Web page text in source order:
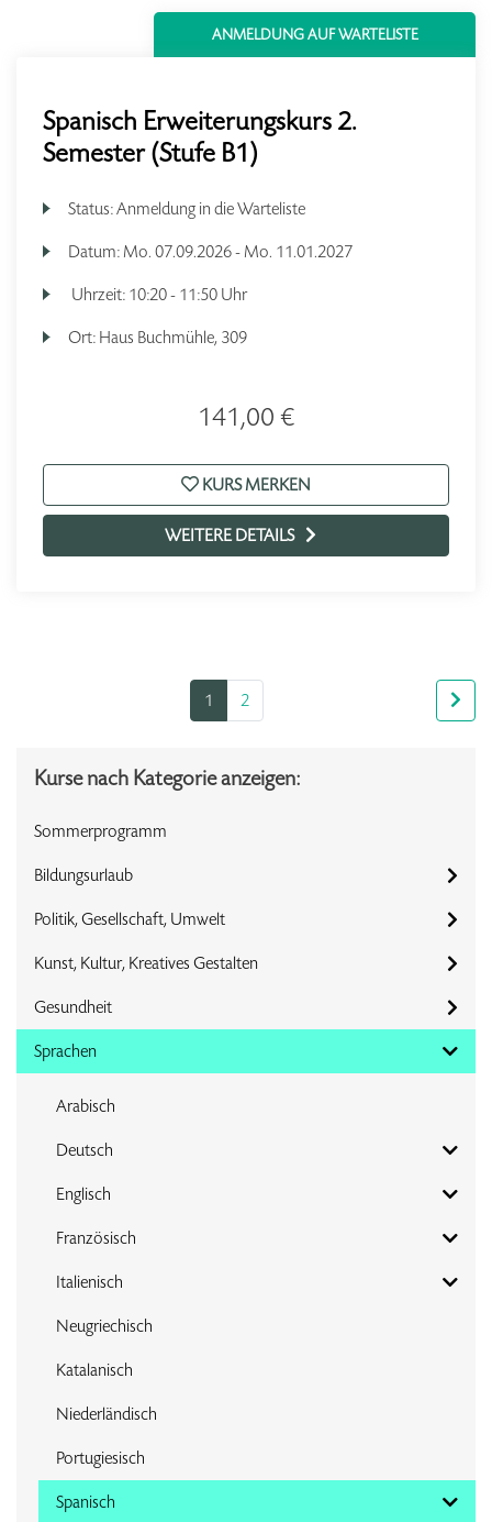
ANMELDUNG AUF WARTELISTE
Spanisch Erweiterungskurs 2.
Semester (Stufe B1)
Status:Anmeldung in die Warteliste
Datum: Mo. 07.09.2026 - Mo. 11.01.2027
Uhrzeit: 10:20 - 11:50 Uhr
Ort: Haus Buchmühle, 309
141,00 €
KURS MERKEN
WEITERE DETAILS
1 2
Kurse nach Kategorie anzeigen:
Sommerprogramm
Bildungsurlaub
Politik, Gesellschaft, Umwelt
Kunst, Kultur, Kreatives Gestalten
Gesundheit
Sprachen
Arabisch
Deutsch
Englisch
Französisch
Italienisch
Neugriechisch
Katalanisch
Niederländisch
Portugiesisch
Spanisch